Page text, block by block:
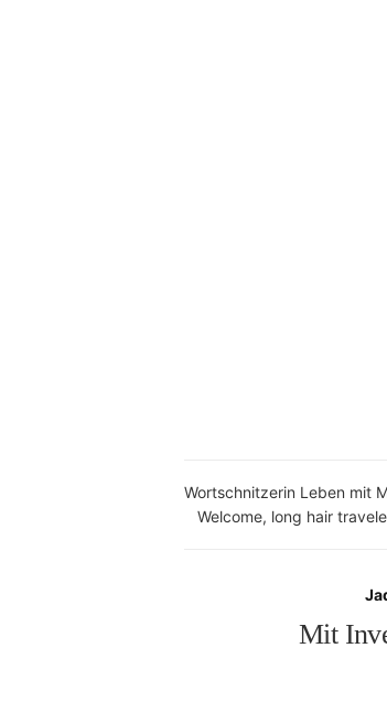
Wortschnitzerin Leben mit
Welcome, long hair
Mit